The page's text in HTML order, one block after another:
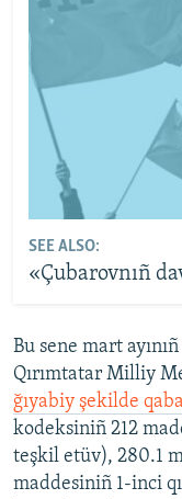
SEE ALSO:
«Çubarovnıñ
Bu sene mart
Qırımtatar Milliy
ğıyabiy şekilde
kodeksiniñ 212
teşkil etüv), 280.1
maddesiniñ 1-inci